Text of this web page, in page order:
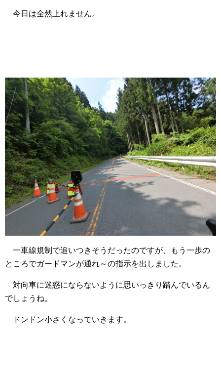
今日は全然上れません。
一車線規制で追いつきそうだったのですが、もう一歩の
ところでガードマンが通れ～の指示を出しました。
対向車に迷惑にならないように思いっきり踏んでいるん
でしょうね。
ドンドン小さくなっていきます。